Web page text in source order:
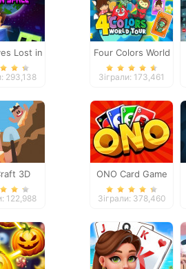
Lost in
293,138
3D
122,988
Four Colors World
Tour
Зіграли: 173,461
ONO Card Game
Зіграли: 378,460